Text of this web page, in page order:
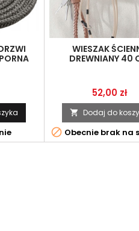
WIESZAK
DREWNIANY 40
Cena
52,00 zł
 Dodaj do
 Obecnie brak na